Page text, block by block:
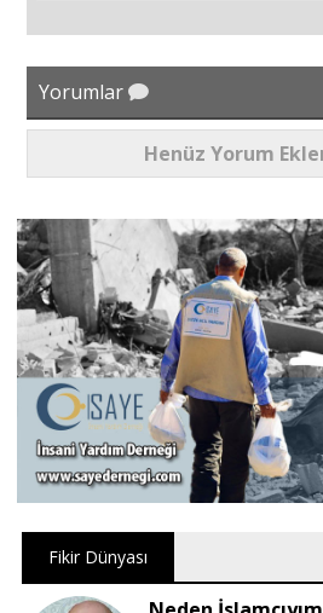
Yorumlar
Henüz Yorum
Fikir Dünyası